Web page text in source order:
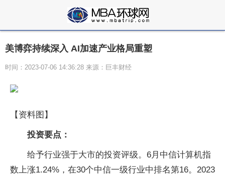
美博弈持续深入 AI加速产业格局重塑
时间：2023-07-06 14:36:28 来源：巨丰财经
【资料图】
投资要点：
给予行业强于大市的投资评级。6月中信计算机指
数上涨1.24%，在30个中信一级行业中排名第16。2023